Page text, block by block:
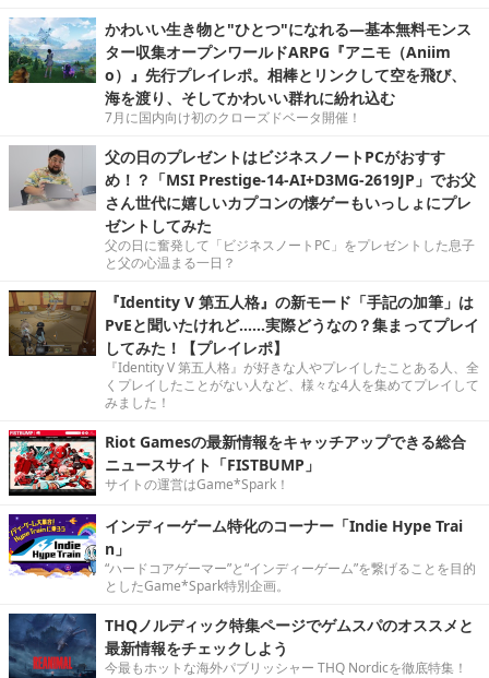
かわいい生き物と"ひとつ"になれる―基本無料モンス
ター収集オープンワールドARPG『アニモ（Aniim
o）』先行プレイレポ。相棒とリンクして空を飛び、
海を渡り、そしてかわいい群れに紛れ込む
7月に国内向け初のクローズドベータ開催！
父の日のプレゼントはビジネスノートPCがおすす
め！？「MSI Prestige-14-AI+D3MG-2619JP」でお父
さん世代に嬉しいカプコンの懐ゲーもいっしょにプレ
ゼントしてみた
父の日に奮発して「ビジネスノートPC」をプレゼントした息子
と父の心温まる一日？
『Identity V 第五人格』の新モード「手記の加筆」は
PvEと聞いたけれど……実際どうなの？集まってプレイ
してみた！【プレイレポ】
『Identity V 第五人格』が好きな人やプレイしたことある人、全
くプレイしたことがない人など、様々な4人を集めてプレイして
みました！
Riot Gamesの最新情報をキャッチアップできる総合
ニュースサイト「FISTBUMP」
サイトの運営はGame*Spark！
インディーゲーム特化のコーナー「Indie Hype Trai
n」
“ハードコアゲーマー”と“インディーゲーム”を繋げることを目的
としたGame*Spark特別企画。
THQノルディック特集ページでゲムスパのオススメと
最新情報をチェックしよう
今最もホットな海外パブリッシャー THQ Nordicを徹底特集！